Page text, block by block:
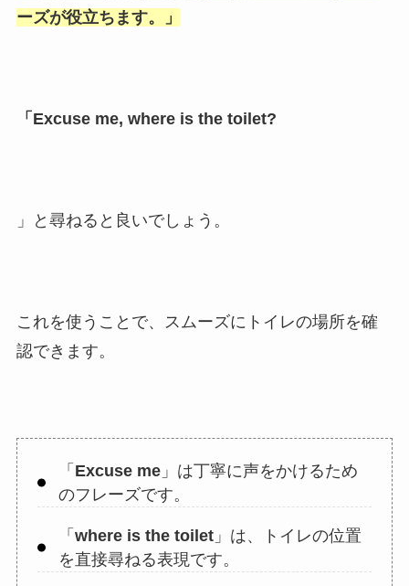
ーズが役立ちます。
」
「Excuse me, where is the toilet?
」と尋ねると良いでしょう。
これを使うことで、スムーズにトイレの場所を確
認できます。
「 Excuse me」は丁寧に声をかけるため
のフレーズです。
「 where is the toilet」は、トイレの位置
を直接尋ねる表現です。